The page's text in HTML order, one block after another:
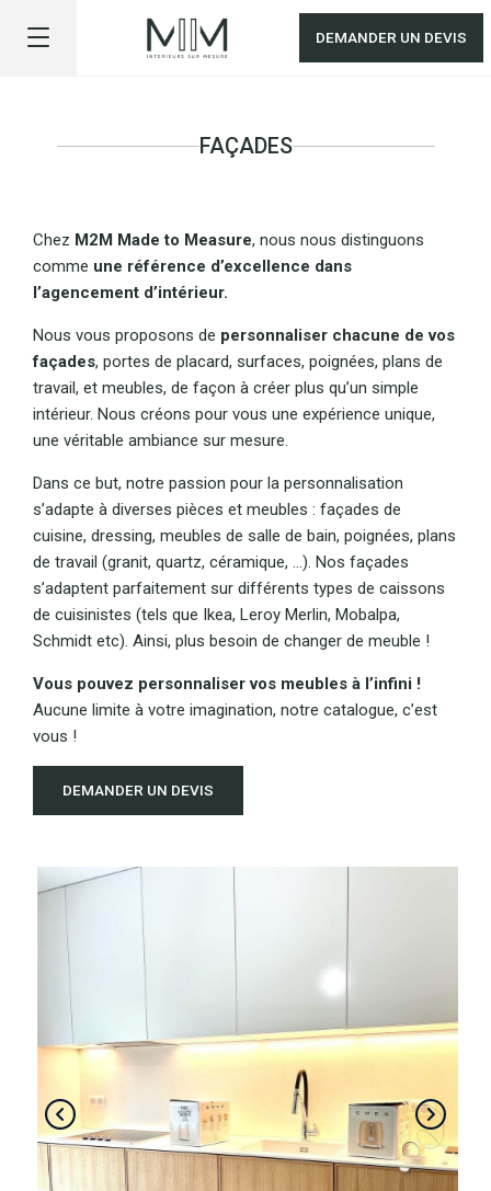
DEMANDER UN DEVIS
FAÇADES
Chez M2M Made to Measure, nous nous distinguons
comme une référence d’excellence dans
l’agencement d’intérieur.
Nous vous proposons de personnaliser chacune de vos
façades, portes de placard, surfaces, poignées, plans de
travail, et meubles, de façon à créer plus qu’un simple
intérieur. Nous créons pour vous une expérience unique,
une véritable ambiance sur mesure.
Dans ce but, notre passion pour la personnalisation
s’adapte à diverses pièces et meubles : façades de
cuisine, dressing, meubles de salle de bain, poignées, plans
de travail (granit, quartz, céramique, ...). Nos façades
s’adaptent parfaitement sur différents types de caissons
de cuisinistes (tels que Ikea, Leroy Merlin, Mobalpa,
Schmidt etc). Ainsi, plus besoin de changer de meuble !
Vous pouvez personnaliser vos meubles à l’infini !
Aucune limite à votre imagination, notre catalogue, c’est
vous !
DEMANDER UN DEVIS